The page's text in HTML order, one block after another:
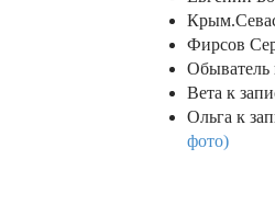
Фирсов
Обыватель
Вета к
Ольга к
фото)